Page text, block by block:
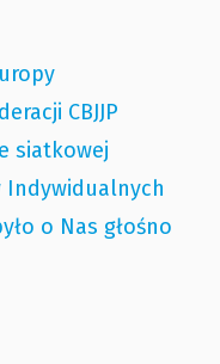
CBJJP
siatkowej
Indywidualnych
o Nas głośno